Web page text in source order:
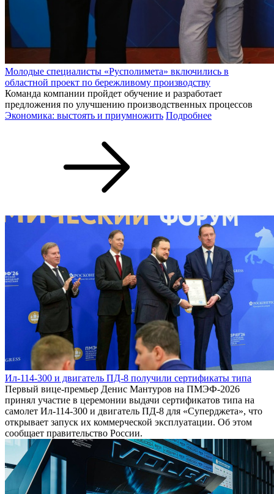
Молодые специалисты «Русполимета» включились в
областной проект по бережливому производству
Команда компании пройдет обучение и разработает
предложения по улучшению производственных процессов
Экономика: выстоять и приумножить Подробнее
Ил-114-300 и двигатель ПД-8 получили сертификаты типа
Первый вице-премьер Денис Мантуров на ПМЭФ-2026
принял участие в церемонии выдачи сертификатов типа на
самолет Ил-114-300 и двигатель ПД-8 для «Суперджета», что
открывает запуск их коммерческой эксплуатации. Об этом
сообщает правительство России.